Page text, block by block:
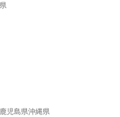
鹿児島県沖縄県